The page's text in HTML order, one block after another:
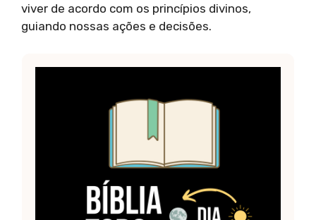
viver de acordo com os princípios divinos,
guiando nossas ações e decisões.